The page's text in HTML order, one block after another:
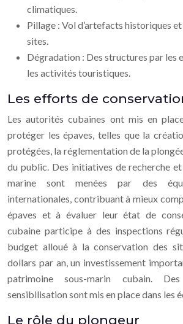
climatiques.
Pillage : Vol d’artefacts historiques
sites.
Dégradation : Des structures par les
les activités touristiques.
Les efforts de
Les autorités cubaines ont mis en
protéger les épaves, telles que la
protégées, la réglementation de la
du public. Des initiatives de recherche et
marine sont menées par des
internationales, contribuant à mieux
épaves et à évaluer leur état de
cubaine participe à des inspections
budget alloué à la conservation des
dollars par an, un investissement
patrimoine sous-marin cubain.
sensibilisation sont mis en place dans les
Le rôle du plongeur